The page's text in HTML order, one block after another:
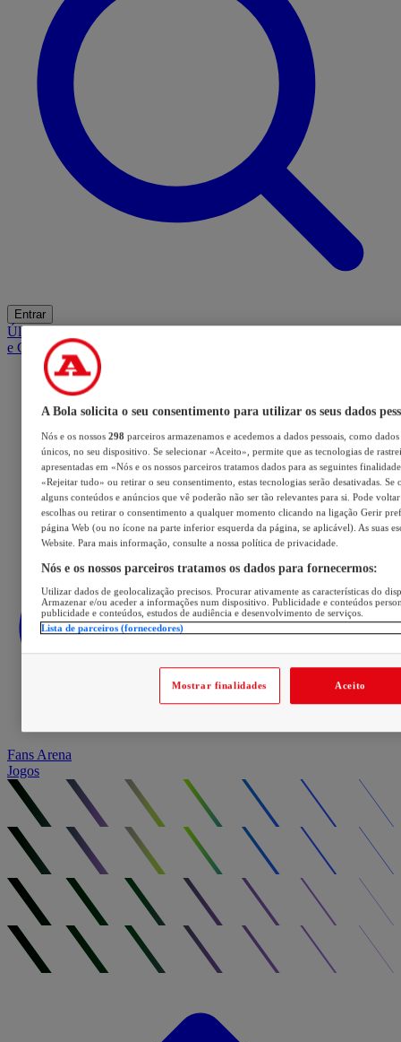
Entrar
ÚltimasMercadoOpiniãoiGaming HubA BOLA SUGEREBarba
e Cabelo
Fans Arena
Jogos
A Bola solicita o seu consentimento para utilizar os seus dados
Nós e os nossos 298 parceiros armazenamos e acedemos a dados pessoais, como
únicos, no seu dispositivo. Se selecionar «Aceito», permite que as tecnologias de
apresentadas em «Nós e os nossos parceiros tratamos dados para as seguintes
«Rejeitar tudo» ou retirar o seu consentimento, estas tecnologias serão desativadas. Se
alguns conteúdos e anúncios que vê poderão não ser tão relevantes para si. Pode voltar
escolhas ou retirar o consentimento a qualquer momento clicando na ligação Gerir
página Web (ou no ícone na parte inferior esquerda da página, se aplicável). As suas
Website. Para mais informação, consulte a nossa política de privacidade.
Nós e os nossos parceiros tratamos os dados para fornecermos:
Utilizar dados de geolocalização precisos. Procurar ativamente as características do
Armazenar e/ou aceder a informações num dispositivo. Publicidade e conteúdos
publicidade e conteúdos, estudos de audiência e desenvolvimento de serviços.
Lista de parceiros (fornecedores)
Mostrar finalidades Aceito